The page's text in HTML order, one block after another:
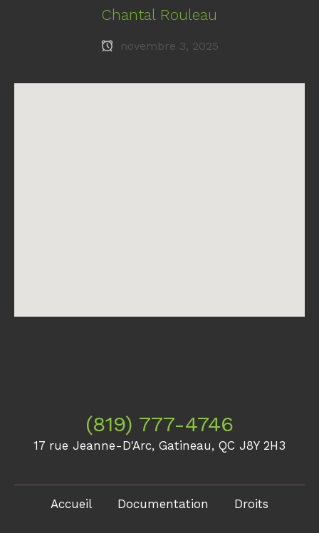
Chantal Rouleau
novembre 3, 2025
(819) 777-4746
17 rue Jeanne-D'Arc, Gatineau, QC J8Y 2H3
Accueil Documentation Droits